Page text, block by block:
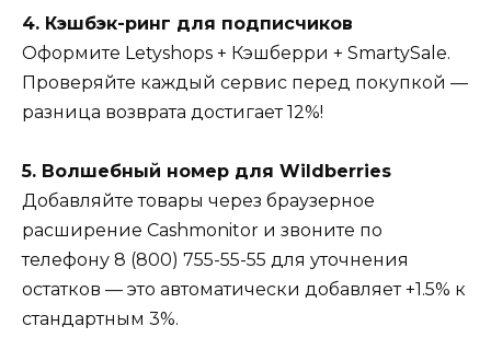
4. Кэшбэк-ринг для подписчиков
Оформите Letyshops + Кэшберри + SmartySale.
Проверяйте каждый сервис перед покупкой —
разница возврата достигает 12%!
5. Волшебный номер для Wildberries
Добавляйте товары через браузерное
расширение Cashmonitor и звоните по
телефону 8 (800) 755-55-55 для уточнения
остатков — это автоматически добавляет +1.5% к
стандартным 3%.